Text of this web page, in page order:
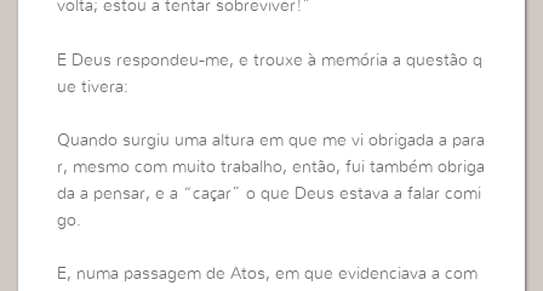
volta; estou a tentar sobreviver!”
E Deus respondeu-me, e trouxe à memória a questão q
ue tivera:
Quando surgiu uma altura em que me vi obrigada a para
r, mesmo com muito trabalho, então, fui também obriga
da a pensar, e a “caçar” o que Deus estava a falar comi
go.
E, numa passagem de Atos, em que evidenciava a com